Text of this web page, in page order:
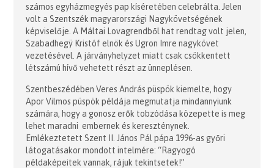
számos egyházmegyés pap kíséretében celebrálta. Jelen
volt a Szentszék magyarországi Nagykövetségének
képviselője. A Máltai Lovagrendből hat rendtag volt jelen,
Szabadhegÿ Kristóf elnök és Ugron Imre nagykövet
vezetésével. A járványhelyzet miatt csak csökkentett
létszámú hívő vehetett részt az ünneplésen.
Szentbeszédében Veres András püspök kiemelte, hogy
Apor Vilmos püspök példája megmutatja mindannyiunk
számára, hogy a gonosz erők tobzódása közepette is meg
lehet maradni embernek és kereszténynek.
Emlékeztetett Szent II. János Pál pápa 1996-as győri
látogatásakor mondott intelmére: “Ragyogó
példaképeitek vannak, rájuk tekintsetek!”